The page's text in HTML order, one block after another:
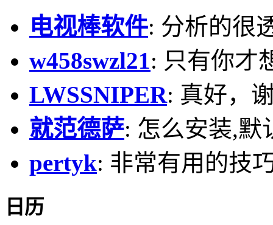
电视棒软件: 分析的很
w458swzl21 : 只有你才
LWSSNIPER: 真好，
就范德萨: 怎么安装,默
pertyk: 非常有用的技
日历